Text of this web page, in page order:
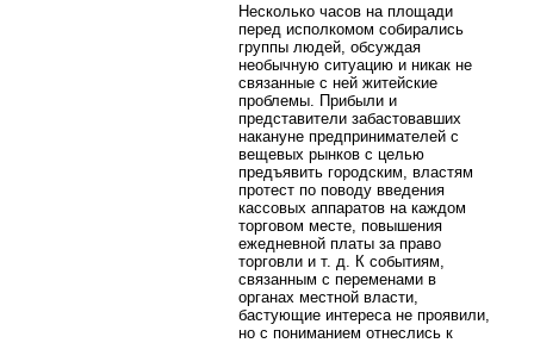
Несколько часов на площади
перед исполкомом собирались
группы людей, обсуждая
необычную ситуацию и никак не
связанные с ней житейские
проблемы. Прибыли и
представители забастовавших
накануне предпринимателей с
вещевых рынков с целью
предъявить городским, властям
протест по поводу введения
кассовых аппаратов на каждом
торговом месте, повышения
ежедневной платы за право
торговли и т. д. К событиям,
связанным с переменами в
органах местной власти,
бастующие интереса не проявили,
но с пониманием отнеслись к